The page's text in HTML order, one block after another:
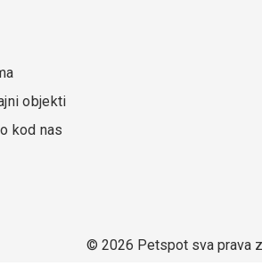
objekti
kod nas
© 2026 Petspot sva